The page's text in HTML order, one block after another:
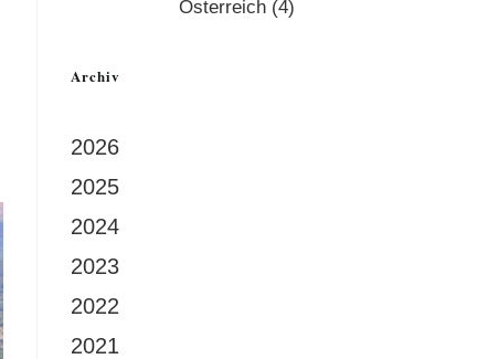
Österreich (4)
Archiv
2026
2025
2024
2023
2022
2021